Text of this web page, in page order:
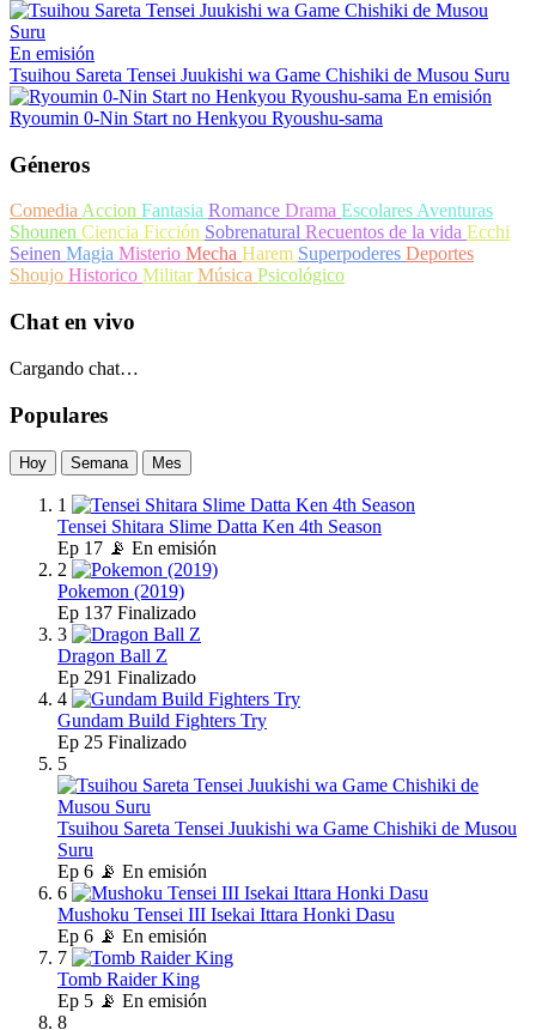
En emisión
Tsuihou Sareta Tensei Juukishi wa Game Chishiki de Musou Suru
En emisión
Ryoumin 0-Nin Start no Henkyou Ryoushu-sama
Géneros
ComediaAccion Fantasia Romance Drama EscolaresAventuras
Shounen Ciencia Ficción Sobrenatural Recuentos de la vida Ecchi
Seinen Magia Misterio Mecha Harem Superpoderes Deportes
Shoujo Historico MilitarMúsica Psicológico
Chat en vivo
Cargando chat…
Populares
Hoy Semana Mes
1
Tensei Shitara Slime Datta Ken 4th Season
Ep 17 📡 En emisión
2
Pokemon (2019)
Ep 137 Finalizado
3
Dragon Ball Z
Ep 291 Finalizado
4
Gundam Build Fighters Try
Ep 25 Finalizado
5
Tsuihou Sareta Tensei Juukishi wa Game Chishiki de Musou
Suru
Ep 6 📡 En emisión
6
Mushoku Tensei III Isekai Ittara Honki Dasu
Ep 6 📡 En emisión
7
Tomb Raider King
Ep 5 📡 En emisión
8